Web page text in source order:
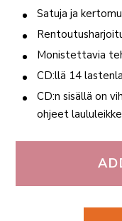
Satuja ja
Monistettavia
CD:llä 14
CD:n sisällä on
ohjeet